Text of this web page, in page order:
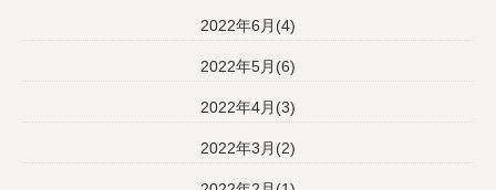
2022年6月(4)
2022年5月(6)
2022年4月(3)
2022年3月(2)